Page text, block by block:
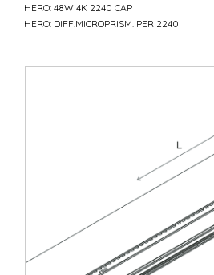
HERO: 48W 4K 2240 CAP
HERO: DIFF.MICROPRISM. PER 2240